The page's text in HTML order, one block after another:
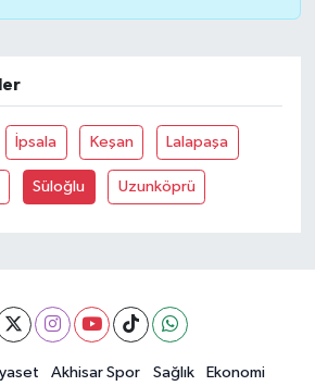
İpsala Keşan Lalapaşa
Süloğlu Uzunköprü
Akhisar Spor Sağlık
Ekonomi